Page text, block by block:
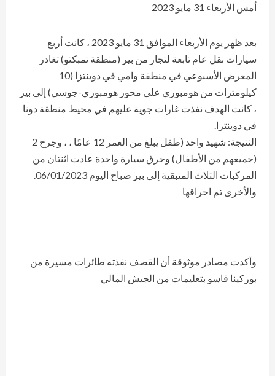
أمس الأربعاء 31 مايو 2023
بعد ظهر يوم الأربعاء الموافق 31 مايو 2023 ، كانت أربع
سيارات نقل عام تابعة لتجار من بير (منطقة تمبكتو) تغادر
المعرض الأسبوعي في منطقة وامي في دوينتزا (10
كيلومترات من هومبوري على محور هومبوري-جوسي) إلى بير
، كانت الهدف نفذت غارات جوية عليهم في محيط منطقة دونا
في دوينتزا.
النتيجة: شهيد واحد (طفل يبلغ من العمر 12 عامًا ، ، وجرح 2
(جميعهم من الأطفال) وحرق سيارة واحدة عادت اثنتان من
المركبات الثلاث المتبقية إلى بير صباح اليوم 06/01/2023.
والأخرى تم احراقها
وأكدت مصادر موثوقة أن القصف نفذته طائرات مسيرة من
بوركينا فاسو بتعليمات من الجيش المالي